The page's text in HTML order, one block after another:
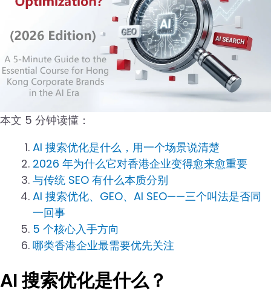
本文 5 分钟读懂：
AI 搜索优化是什么，用一个场景说清楚
2026 年为什么它对香港企业变得愈来愈重要
与传统 SEO 有什么本质分别
AI 搜索优化、GEO、AI SEO——三个叫法是否同
一回事
5 个核心入手方向
哪类香港企业最需要优先关注
AI 搜索优化是什么？